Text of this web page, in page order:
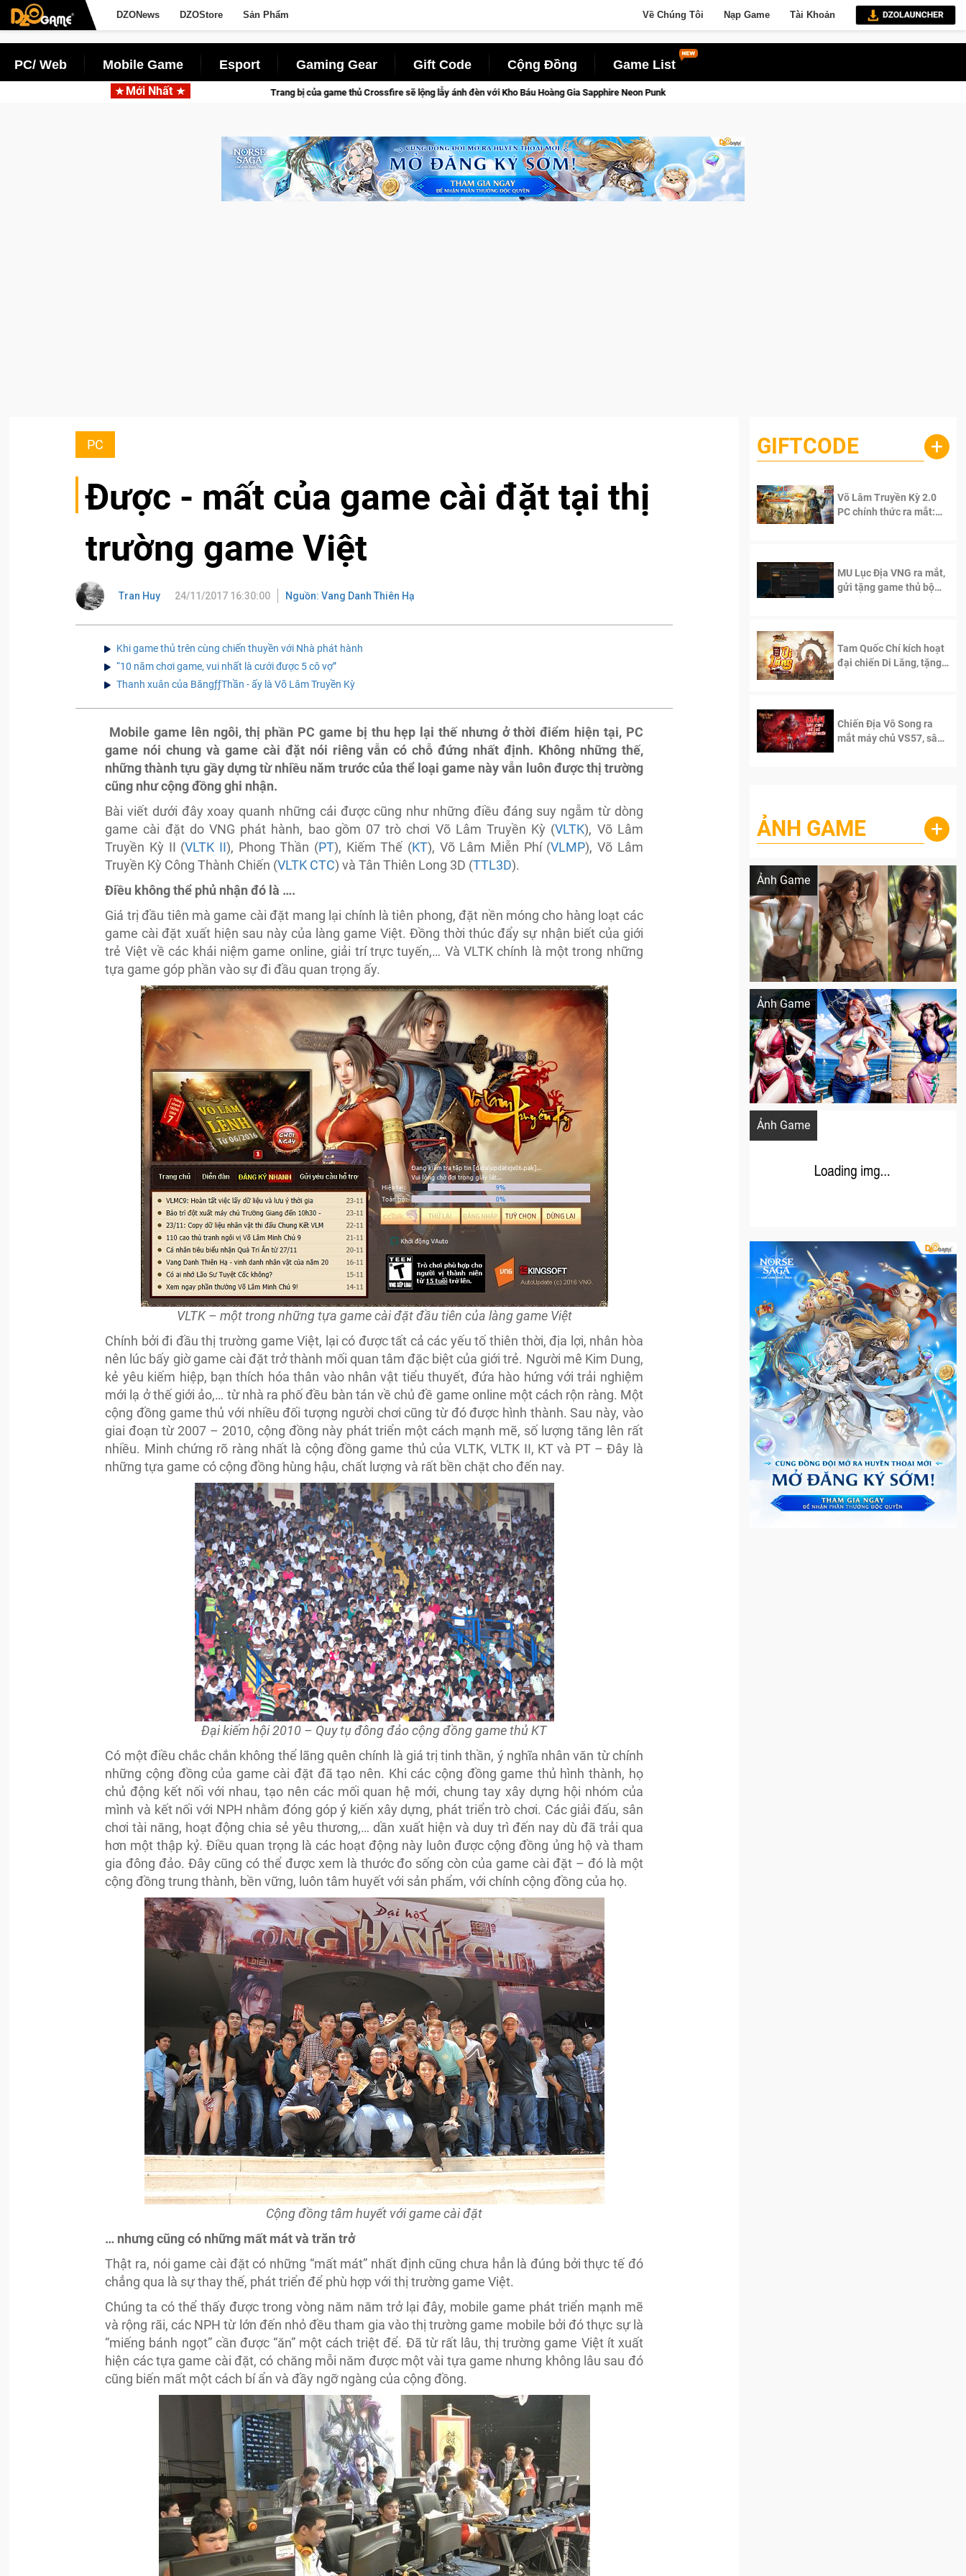
DZONews DZOStore Sản Phẩm Về Chúng Tôi Nạp Game Tài Khoản
PC/ Web Mobile Game Esport Gaming Gear Gift Code Cộng Đồng Game List
Mới Nhất
Trang bị của game thủ Crossfire sẽ lộng lẫy ánh đèn với Kho Báu Hoàng Gia Sapphire Neon Punk
PC
Được - mất của game cài đặt tại thị
trường game Việt
Tran Huy 24/11/2017 16:30:00 Nguồn: Vang Danh Thiên Hạ
Khi game thủ trên cùng chiến thuyền với Nhà phát hành
“10 năm chơi game, vui nhất là cưới được 5 cô vợ”
Thanh xuân của BăngƒƒThần - ấy là Võ Lâm Truyền Kỳ
Mobile game lên ngôi, thị phần PC game bị thu hẹp lại thế nhưng ở thời điểm hiện tại, PC
game nói chung và game cài đặt nói riêng vẫn có chỗ đứng nhất định. Không những thế,
những thành tựu gầy dựng từ nhiều năm trước của thể loại game này vẫn luôn được thị trường
cũng như cộng đồng ghi nhận.
Bài viết dưới đây xoay quanh những cái được cũng như những điều đáng suy ngẫm từ dòng
game cài đặt do VNG phát hành, bao gồm 07 trò chơi Võ Lâm Truyền Kỳ (VLTK), Võ Lâm
Truyền Kỳ II (VLTK II), Phong Thần (PT), Kiếm Thế (KT), Võ Lâm Miễn Phí (VLMP), Võ Lâm
Truyền Kỳ Công Thành Chiến (VLTK CTC) và Tân Thiên Long 3D (TTL3D).
Điều không thể phủ nhận đó là ….
Giá trị đầu tiên mà game cài đặt mang lại chính là tiên phong, đặt nền móng cho hàng loạt các
game cài đặt xuất hiện sau này của làng game Việt. Đồng thời thúc đẩy sự nhận biết của giới
trẻ Việt về các khái niệm game online, giải trí trực tuyến,… Và VLTK chính là một trong những
tựa game góp phần vào sự đi đầu quan trọng ấy.
VLTK – một trong những tựa game cài đặt đầu tiên của làng game Việt
Chính bởi đi đầu thị trường game Việt, lại có được tất cả các yếu tố thiên thời, địa lợi, nhân hòa
nên lúc bấy giờ game cài đặt trở thành mối quan tâm đặc biệt của giới trẻ. Người mê Kim Dung,
kẻ yêu kiếm hiệp, bạn thích hóa thân vào nhân vật tiểu thuyết, đứa hào hứng với trải nghiệm
mới lạ ở thế giới ảo,… từ nhà ra phố đều bàn tán về chủ đề game online một cách rộn ràng. Một
cộng đồng game thủ với nhiều đối tượng người chơi cũng từ đó được hình thành. Sau này, vào
giai đoạn từ 2007 – 2010, cộng đồng này phát triển một cách mạnh mẽ, số lượng tăng lên rất
nhiều. Minh chứng rõ ràng nhất là cộng đồng game thủ của VLTK, VLTK II, KT và PT – Đây là
những tựa game có cộng đồng hùng hậu, chất lượng và rất bền chặt cho đến nay.
Đại kiếm hội 2010 – Quy tụ đông đảo cộng đồng game thủ KT
Có một điều chắc chắn không thể lãng quên chính là giá trị tinh thần, ý nghĩa nhân văn từ chính
những cộng đồng của game cài đặt đã tạo nên. Khi các cộng đồng game thủ hình thành, họ
chủ động kết nối với nhau, tạo nên các mối quan hệ mới, chung tay xây dựng hội nhóm của
mình và kết nối với NPH nhằm đóng góp ý kiến xây dựng, phát triển trò chơi. Các giải đấu, sân
chơi tài năng, hoạt động chia sẻ yêu thương,… dần xuất hiện và duy trì đến nay dù đã trải qua
hơn một thập kỷ. Điều quan trọng là các hoạt động này luôn được cộng đồng ủng hộ và tham
gia đông đảo. Đây cũng có thể được xem là thước đo sống còn của game cài đặt – đó là một
cộng đồng trung thành, bền vững, luôn tâm huyết với sản phẩm, với chính cộng đồng của họ.
Cộng đồng tâm huyết với game cài đặt
… nhưng cũng có những mất mát và trăn trở
Thật ra, nói game cài đặt có những “mất mát” nhất định cũng chưa hẳn là đúng bởi thực tế đó
chẳng qua là sự thay thế, phát triển để phù hợp với thị trường game Việt.
Chúng ta có thể thấy được trong vòng năm năm trở lại đây, mobile game phát triển mạnh mẽ
và rộng rãi, các NPH từ lớn đến nhỏ đều tham gia vào thị trường game mobile bởi đó thực sự là
“miếng bánh ngọt” cần được “ăn” một cách triệt để. Đã từ rất lâu, thị trường game Việt ít xuất
hiện các tựa game cài đặt, có chăng mỗi năm được một vài tựa game nhưng không lâu sau đó
cũng biến mất một cách bí ẩn và đầy ngỡ ngàng của cộng đồng.
GIFTCODE +
Võ Lâm Truyền Kỳ 2.0
PC chính thức ra mắt:
MU Lục Địa VNG ra mắt,
gửi tặng game thủ bộ
Tam Quốc Chí kích hoạt
đại chiến Di Lăng, tặng
Chiến Địa Vô Song ra
mắt máy chủ VS57, sân
ẢNH GAME +
Ảnh Game
Lala Croft vừa nóng vừa xinh dưới nét vẽ
Ảnh Game
Khi AI Cosplay gái đẹp One Piece
Ảnh Game
Cosplay Xiangling siêu cute